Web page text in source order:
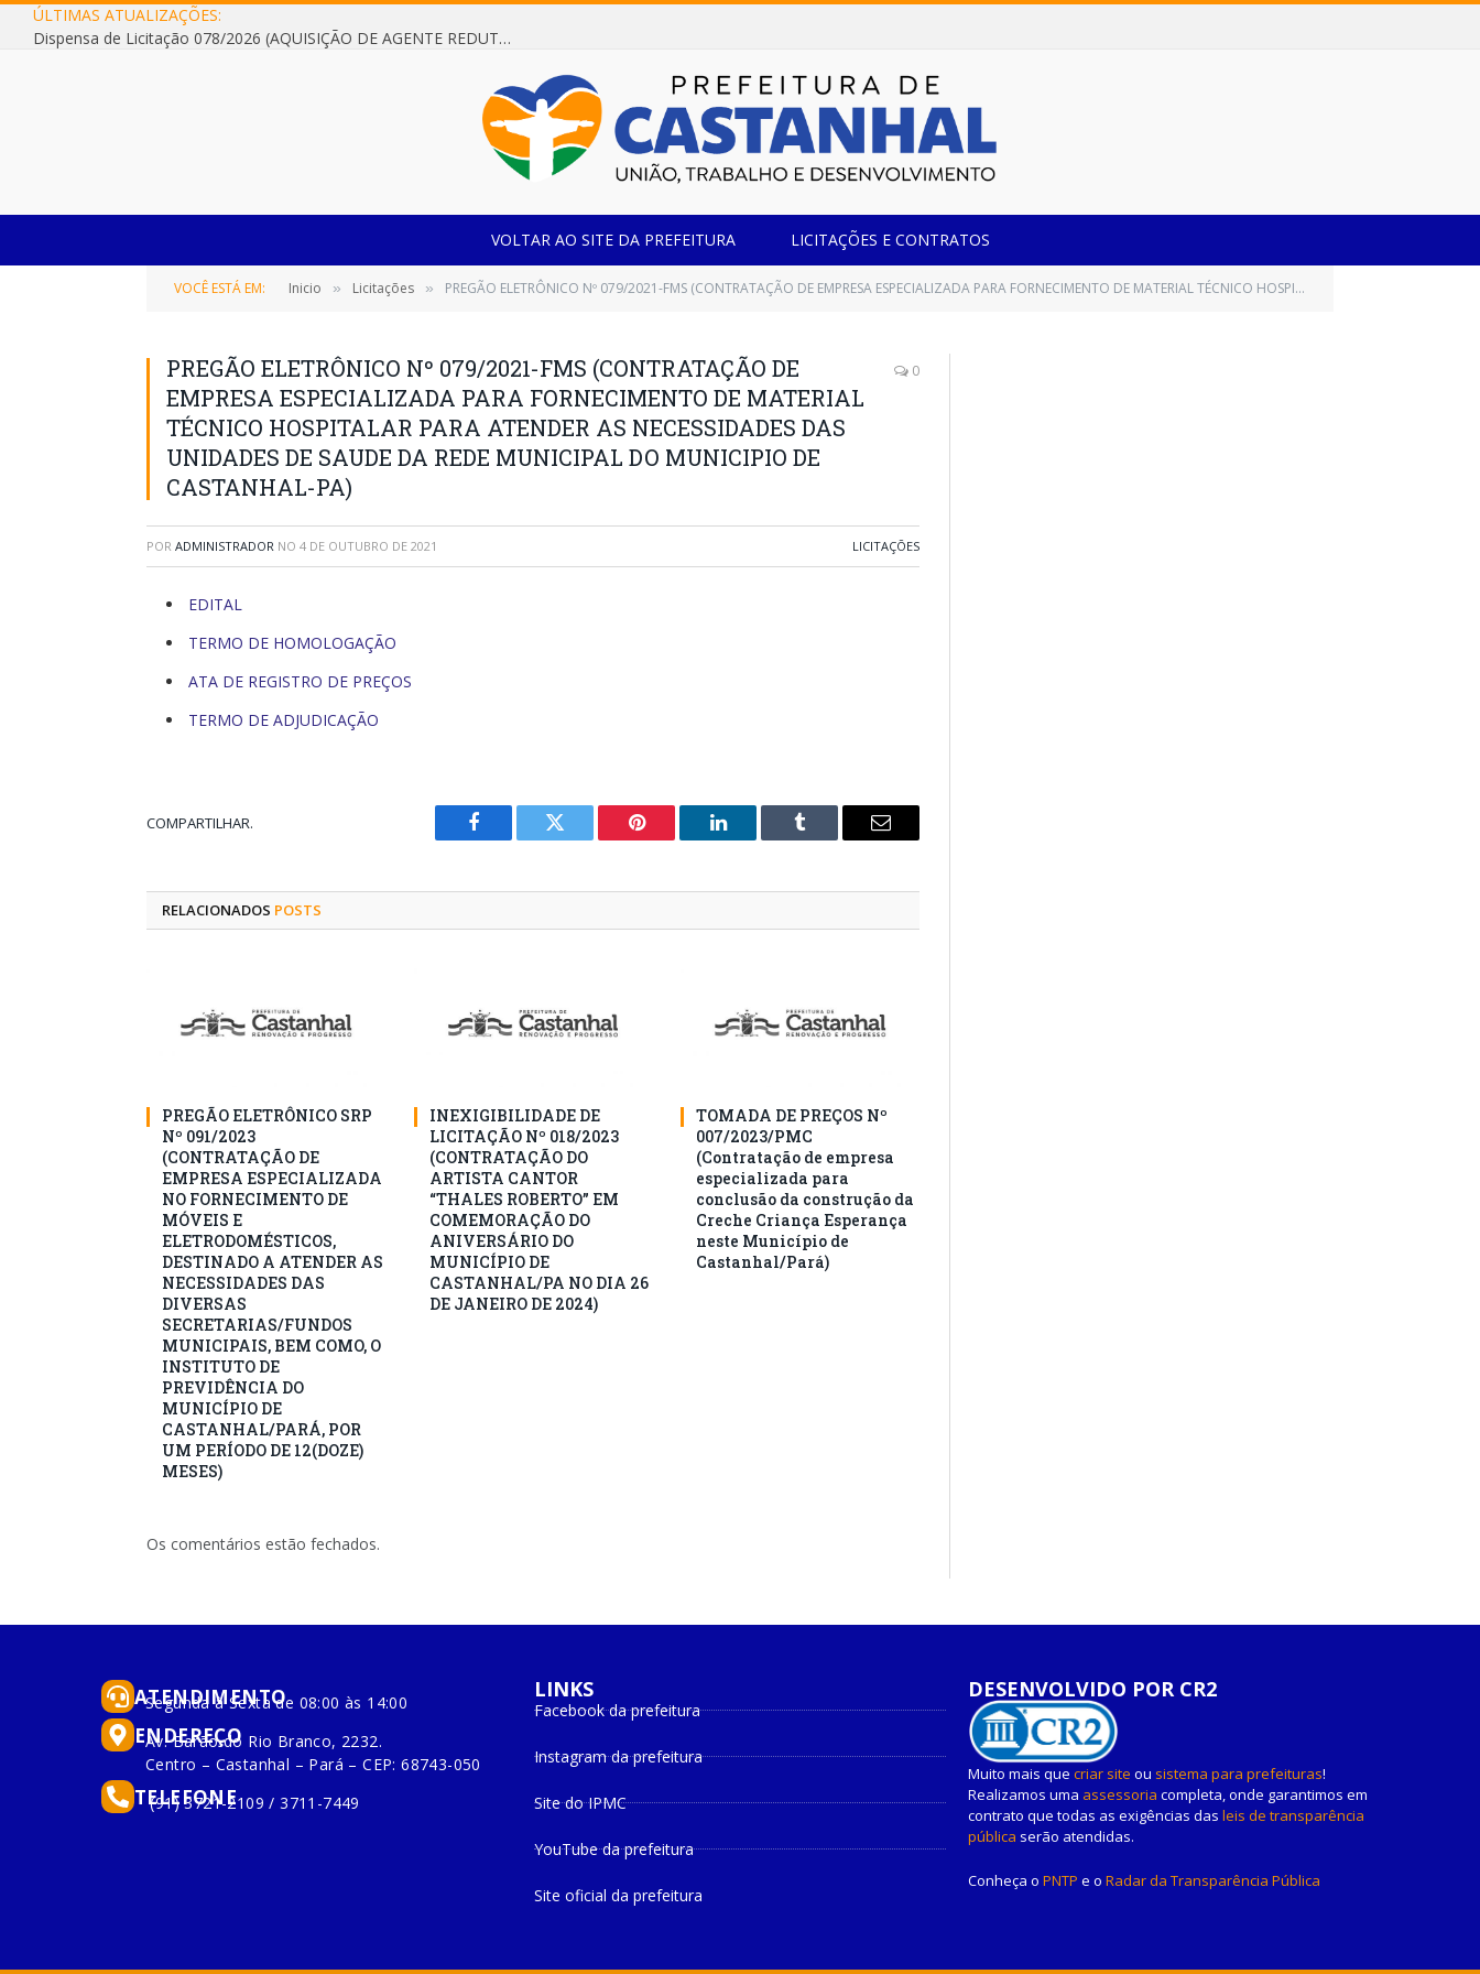
ÚLTIMAS ATUALIZAÇÕES:
Dispensa de Licitação 078/2026 (AQUISIÇÃO DE AGENTE REDUTOR LÍQUIDO AUTOMOTIVO – ARLA 32, PARA ATENDER A FROTA OFICIAL DE VEÍCULOS DA SECRETARIA MUNICIPAL DE EDUCAÇÃO DO MUNICÍPIO DE CASTANHAL/PA)
VOLTAR AO SITE DA PREFEITURA LICITAÇÕES E CONTRATOS
VOCÊ ESTÁ EM: Inicio » Licitações » PREGÃO ELETRÔNICO Nº 079/2021-FMS (CONTRATAÇÃO DE EMPRESA ESPECIALIZADA PARA FORNECIMENTO DE MATERIAL TÉCNICO HOSPITALAR PARA ATENDER AS NECESSIDADES DAS UNIDADES DE SAUDE DA REDE MUNICIPAL DO MUNICIPIO DE CASTANHAL-PA)
PREGÃO ELETRÔNICO Nº 079/2021-FMS (CONTRATAÇÃO DE
EMPRESA ESPECIALIZADA PARA FORNECIMENTO DE MATERIAL
TÉCNICO HOSPITALAR PARA ATENDER AS NECESSIDADES DAS
UNIDADES DE SAUDE DA REDE MUNICIPAL DO MUNICIPIO DE
CASTANHAL-PA)
0
POR ADMINISTRADOR NO 4 DE OUTUBRO DE 2021 LICITAÇÕES
EDITAL
TERMO DE HOMOLOGAÇÃO
ATA DE REGISTRO DE PREÇOS
TERMO DE ADJUDICAÇÃO
COMPARTILHAR.
Facebook Twitter Pinterest
O
Tumblr
E-
RELACIONADOS POSTS
PREGÃO ELETRÔNICO SRP
Nº 091/2023
(CONTRATAÇÃO DE
EMPRESA ESPECIALIZADA
NO FORNECIMENTO DE
MÓVEIS E
ELETRODOMÉSTICOS,
DESTINADO A ATENDER AS
NECESSIDADES DAS
DIVERSAS
SECRETARIAS/FUNDOS
MUNICIPAIS, BEM COMO, O
INSTITUTO DE
PREVIDÊNCIA DO
MUNICÍPIO DE
CASTANHAL/PARÁ, POR
UM PERÍODO DE 12(DOZE)
MESES)
INEXIGIBILIDADE DE
LICITAÇÃO Nº 018/2023
(CONTRATAÇÃO DO
ARTISTA CANTOR
“THALES ROBERTO” EM
COMEMORAÇÃO DO
ANIVERSÁRIO DO
MUNICÍPIO DE
CASTANHAL/PA NO DIA 26
DE JANEIRO DE 2024)
TOMADA DE PREÇOS Nº
007/2023/PMC
(Contratação de empresa
especializada para
conclusão da construção da
Creche Criança Esperança
neste Município de
Castanhal/Pará)
Os comentários estão fechados.
ATENDIMENTO
Segunda à Sexta de 08:00 às 14:00
ENDEREÇO
Av. Barão do Rio Branco, 2232.
Centro – Castanhal – Pará – CEP: 68743-050
TELEFONE
(91) 3721-2109 / 3711-7449
LINKS
Facebook da prefeitura
Instagram da prefeitura
Site do IPMC
YouTube da prefeitura
Site oficial da prefeitura
DESENVOLVIDO POR CR2
Muito mais que criar site ou sistema para prefeituras!
Realizamos uma assessoria completa, onde garantimos em
contrato que todas as exigências das leis de transparência
pública serão atendidas.
Conheça o PNTP e o Radar da Transparência Pública